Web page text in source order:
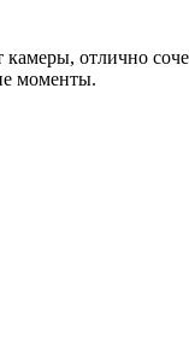
отлично
моменты.